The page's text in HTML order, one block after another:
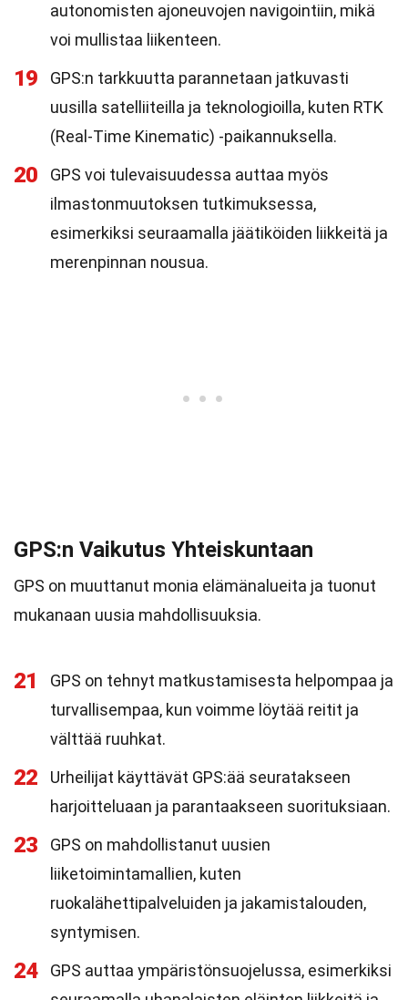
autonomisten ajoneuvojen navigointiin, mikä
voi mullistaa liikenteen.
19
GPS:n tarkkuutta parannetaan jatkuvasti
uusilla satelliiteilla ja teknologioilla, kuten RTK
(Real-Time Kinematic) -paikannuksella.
20
GPS voi tulevaisuudessa auttaa myös
ilmastonmuutoksen tutkimuksessa,
esimerkiksi seuraamalla jäätiköiden liikkeitä ja
merenpinnan nousua.
GPS:n Vaikutus Yhteiskuntaan
GPS on muuttanut monia elämänalueita ja tuonut
mukanaan uusia mahdollisuuksia.
21
GPS on tehnyt matkustamisesta helpompaa ja
turvallisempaa, kun voimme löytää reitit ja
välttää ruuhkat.
22
Urheilijat käyttävät GPS:ää seuratakseen
harjoitteluaan ja parantaakseen suorituksiaan.
23
GPS on mahdollistanut uusien
liiketoimintamallien, kuten
ruokalähettipalveluiden ja jakamistalouden,
syntymisen.
24
GPS auttaa ympäristönsuojelussa, esimerkiksi